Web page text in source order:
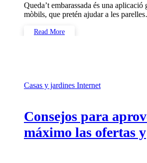
Queda’t embarassada és una aplicació gratuïta per a
mòbils, que pretén ajudar a les
Read More
Casas y jardines Internet
Consejos para
máximo las ofertas y